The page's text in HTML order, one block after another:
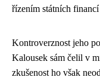
řízením státních
Kontroverznost jeho
Kalousek sám čelil v
zkušenost ho však